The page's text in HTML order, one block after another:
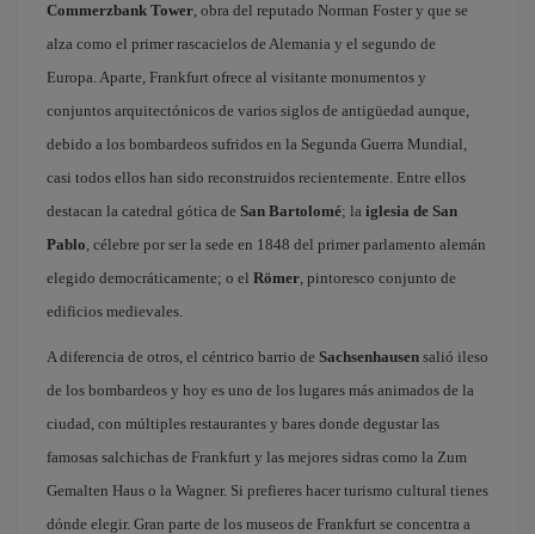
Commerzbank Tower, obra del reputado Norman Foster y que se
alza como el primer rascacielos de Alemania y el segundo de
Europa. Aparte, Frankfurt ofrece al visitante monumentos y
conjuntos arquitectónicos de varios siglos de antigüedad aunque,
debido a los bombardeos sufridos en la Segunda Guerra Mundial,
casi todos ellos han sido reconstruidos recientemente. Entre ellos
destacan la catedral gótica de San Bartolomé; la iglesia de San
Pablo, célebre por ser la sede en 1848 del primer parlamento alemán
elegido democráticamente; o el Römer, pintoresco conjunto de
edificios medievales.
A diferencia de otros, el céntrico barrio de Sachsenhausen salió ileso
de los bombardeos y hoy es uno de los lugares más animados de la
ciudad, con múltiples restaurantes y bares donde degustar las
famosas salchichas de Frankfurt y las mejores sidras como la Zum
Gemalten Haus o la Wagner. Si prefieres hacer turismo cultural tienes
dónde elegir. Gran parte de los museos de Frankfurt se concentra a